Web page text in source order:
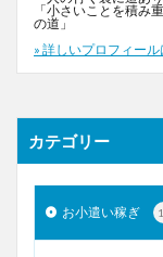
「小さいことを積み
の道」
» 詳しいプロフィール
カテゴリー
お小遣い稼ぎ